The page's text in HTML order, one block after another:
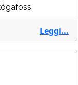
Leggi...